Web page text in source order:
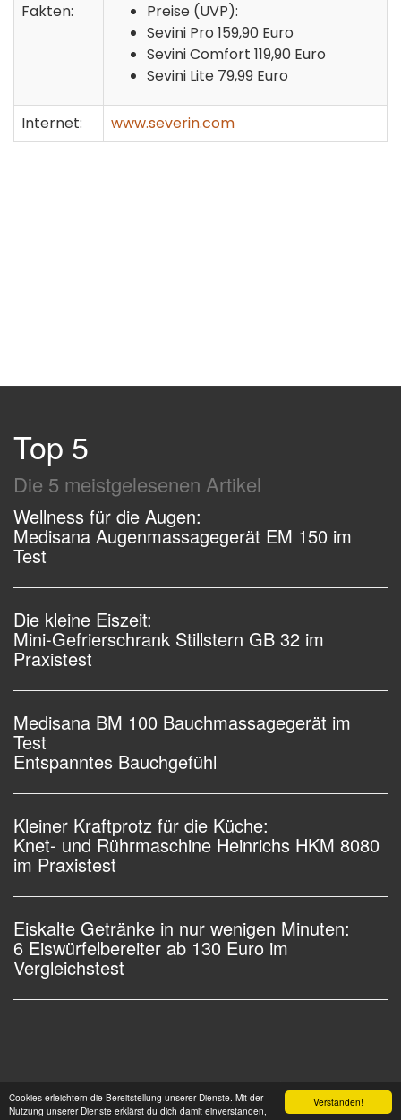
Verstanden!
Cookies erleichtern die Bereitstellung unserer Dienste. Mit der
Nutzung unserer Dienste erklärst du dich damit einverstanden,
Fakten:
Preise (UVP):
Sevini Pro 159,90 Euro
Sevini Comfort 119,90 Euro
Sevini Lite 79,99 Euro
Internet: www.severin.com
Top 5
Die 5 meistgelesenen Artikel
Wellness für die Augen:
Medisana Augenmassagegerät EM 150 im
Test
Die kleine Eiszeit:
Mini-Gefrierschrank Stillstern GB 32 im
Praxistest
Medisana BM 100 Bauchmassagegerät im
Test
Entspanntes Bauchgefühl
Kleiner Kraftprotz für die Küche:
Knet- und Rührmaschine Heinrichs HKM 8080
im Praxistest
Eiskalte Getränke in nur wenigen Minuten:
6 Eiswürfelbereiter ab 130 Euro im
Vergleichstest
Copyright © 2006 - 2026
OSW-Medien GmbH Alle Rechte vorbehalten